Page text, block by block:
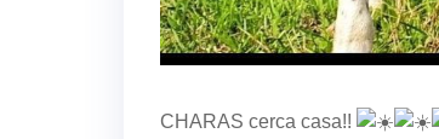
CHARAS cerca casa!!